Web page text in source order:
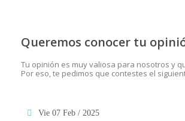
Queremos conocer tu
Tu opinión es muy valiosa para nosotros y
Por eso, te pedimos que contestes el
Vie 07 Feb / 2025